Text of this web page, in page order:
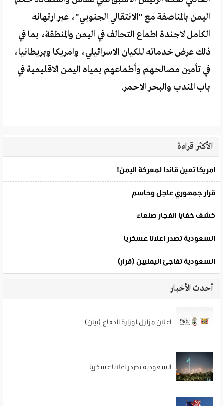
اليمن بالمناصفة مع "الانتقالي الجنوبي"، عبر ارتهانه
الكامل لاجندة اطماع التحالف في اليمن والمنطقة، بما في
ذلك عرض خدماته للكيان الاسرائيلي، وامريكا وبريطانيا،
في تأمين مصالحهم وأطماعهم بمياه اليمن الاقليمية في
باب المندب والبحر الاحمر.
الأكثر قراءة
أحدث الأخبار
اعلان مزلزل لوزارة الدفاع (بيان)
السعودية تصدر اعلانا عسكريا